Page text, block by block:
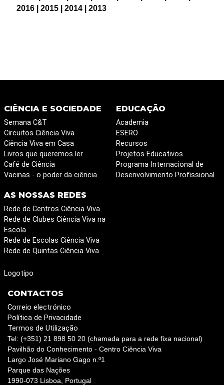
2016 | 2015 | 2014 | 2013
CIÊNCIA E SOCIEDADE
Semana C&T
Circuitos Ciência Viva
Ciência Viva em Casa
Livros que queremos ler
Café de Ciência
Vacinas - o poder da ciência
EDUCAÇÃO
Academia
ESERO
Recursos
Projetos Educativos
Programa Internacional de
Desenvolvimento Profissional
AS NOSSAS REDES
Rede de Centros Ciência Viva
Rede de Clubes Ciência Viva na
Escola
Rede de Escolas Ciência Viva
Rede de Quintas Ciência Viva
Logotipo
CONTACTOS
Correio electrónico
Política de Privacidade
Termos de Utilização
Tel: (+351) 21 898 50 20 (chamada para a rede fixa nacional)
Pavilhão do Conhecimento - Centro Ciência Viva
Largo José Mariano Gago n.º1
Parque das Nações
1990-073 Lisboa, Portugal